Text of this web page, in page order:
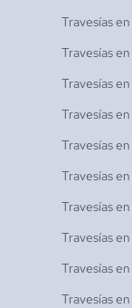
Travesías en
Travesías en
Travesías en
Travesías en
Travesías en
Travesías en
Travesías en
Travesías en
Travesías en
Travesías en